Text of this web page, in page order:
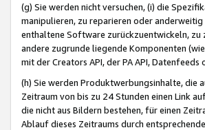
(g) Sie werden nicht versuchen, (i) die
manipulieren, zu reparieren oder
enthaltene Software zurückzuentwickeln, zu
andere zugrunde liegende Komponenten
mit der Creators API, der PA API,
(h) Sie werden Produktwerbungsinhalte, die
Zeitraum von bis zu 24 Stunden einen Link
die nicht aus Bildern bestehen, für einen
Ablauf dieses Zeitraums durch